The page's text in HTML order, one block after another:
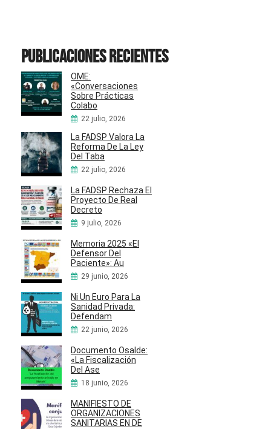
Publicaciones recientes
OME:
«Conversaciones
Sobre Prácticas
Colabo
22 julio, 2026
La FADSP Valora La
Reforma De La Ley
Del Taba
22 julio, 2026
La FADSP Rechaza El
Proyecto De Real
Decreto
9 julio, 2026
Memoria 2025 «El
Defensor Del
Paciente»: Au
29 junio, 2026
Ni Un Euro Para La
Sanidad Privada:
Defendam
22 junio, 2026
Documento Osalde:
«La Fiscalización
Del Ase
18 junio, 2026
MANIFIESTO DE
ORGANIZACIONES
SANITARIAS EN DE